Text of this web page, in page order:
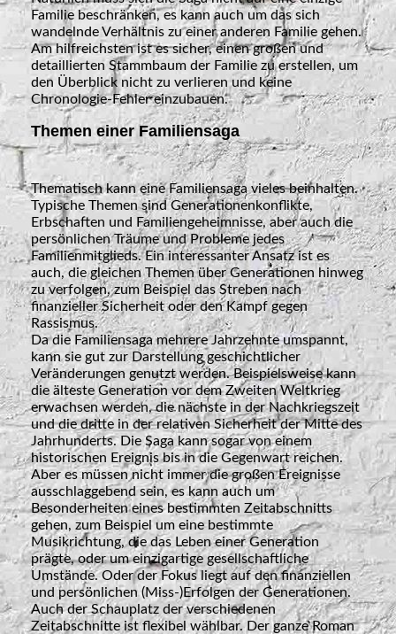
Familie beschränken, es kann auch um das sich
wandelnde Verhältnis zu einer anderen Familie gehen.
Am hilfreichsten ist es sicher, einen großen und
detaillierten Stammbaum der Familie zu erstellen, um
den Überblick nicht zu verlieren und keine
Chronologie-Fehler einzubauen.
Themen einer Familiensaga
Thematisch kann eine Familiensaga vieles beinhalten.
Typische Themen sind Generationenkonflikte,
Erbschaften und Familiengeheimnisse, aber auch die
persönlichen Träume und Probleme jedes
Familienmitglieds. Ein interessanter Ansatz ist es
auch, die gleichen Themen über Generationen hinweg
zu verfolgen, zum Beispiel das Streben nach
finanzieller Sicherheit oder den Kampf gegen
Rassismus.
Da die Familiensaga mehrere Jahrzehnte umspannt,
kann sie gut zur Darstellung geschichtlicher
Veränderungen genutzt werden. Beispielsweise kann
die älteste Generation vor dem Zweiten Weltkrieg
erwachsen werden, die nächste in der Nachkriegszeit
und die dritte in der relativen Sicherheit der Mitte des
Jahrhunderts. Die Saga kann sogar von einem
historischen Ereignis bis in die Gegenwart reichen.
Aber es müssen nicht immer die großen Ereignisse
ausschlaggebend sein, es kann auch um
Besonderheiten eines bestimmten Zeitabschnitts
gehen, zum Beispiel um eine bestimmte
Musikrichtung, die das Leben einer Generation
prägte, oder um einzigartige gesellschaftliche
Umstände. Oder der Fokus liegt auf den finanziellen
und persönlichen (Miss-)Erfolgen der Generationen.
Auch der Schauplatz der verschiedenen
Zeitabschnitte ist flexibel wählbar. Der ganze Roman